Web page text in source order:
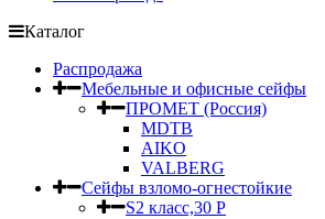
Каталог
Распродажа
Мебельные и офисные сейфы
ПРОМЕТ (Россия)
MDTB
AIKO
VALBERG
Сейфы взломо-огнестойкие
S2 класс,30 Р